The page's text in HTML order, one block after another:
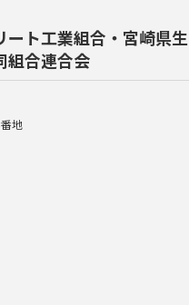
ート工業組合・宮崎県生
組合連合会
地